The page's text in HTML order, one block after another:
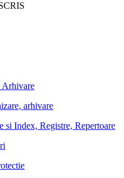
Arhivare
arhivare
si Index, Registre, Repertoare